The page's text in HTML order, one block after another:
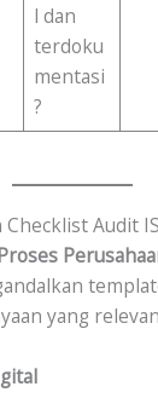
l dan
terdoku
mentasi
?
Audit
yang